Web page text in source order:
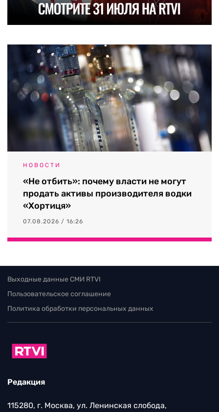
НОВОСТИ
«Не отбить»: почему власти не могут
продать активы производителя водки
«Хортиця»
07.08.2026 / 16:26
Выходные данные СМИ RTVI
Пользовательское соглашение
Политика обработки персональных данных
Редакция
115280, г. Москва, ул. Ленинская слобода,